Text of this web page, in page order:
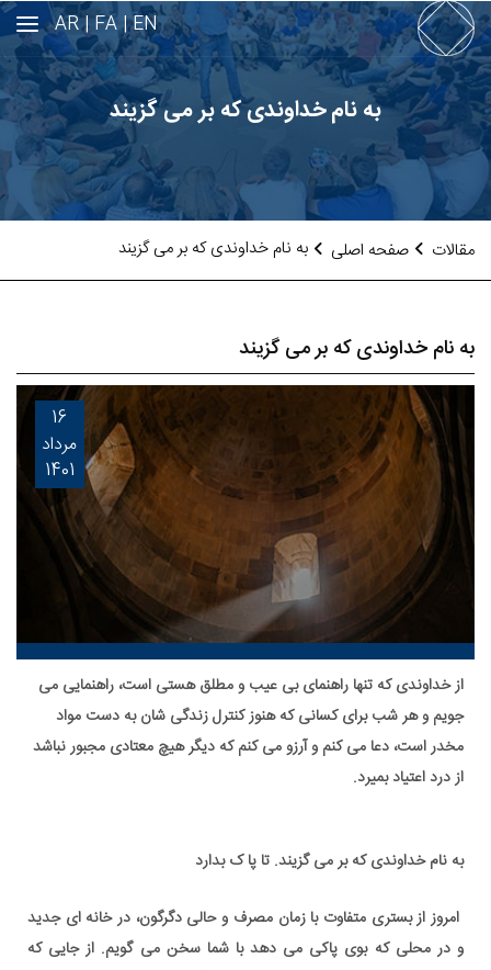
EN |
FA |
AR
به نام خداوندی که بر می گزیند
مقالات صفحه اصلی به نام خداوندی که بر می گزیند
به نام خداوندی که بر می گزیند
16
مرداد
1401
از خداوندی که تنها راهنمای بی عیب و مطلق هستی است، راهنمایی می
جویم و هر شب برای کسانی که هنوز کنترل زندگی شان به دست مواد
مخدر است، دعا می کنم و آرزو می کنم که دیگر هیچ معتادی مجبور نباشد
از درد اعتیاد بمیرد.
به نام خداوندی که بر می گزیند. تا پا ک بدارد
امروز از بستری متفاوت با زمان مصرف و حالی دگرگون، در خانه ای جدید
و در محلی که بوی پاکی می دهد با شما سخن می گویم. از جایی که